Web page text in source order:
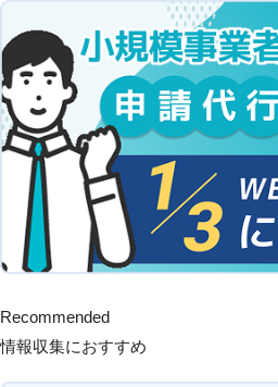
Recommended
情報収集におすすめ